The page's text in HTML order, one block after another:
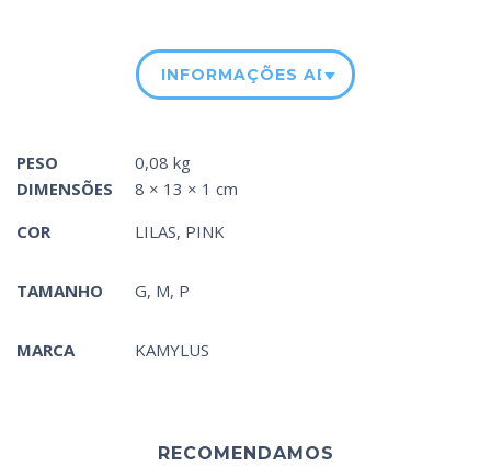
INFORMAÇÕES ADICIONAIS
PESO
0,08 kg
DIMENSÕES
8 × 13 × 1 cm
COR
LILAS, PINK
TAMANHO G, M, P
MARCA KAMYLUS
RECOMENDAMOS